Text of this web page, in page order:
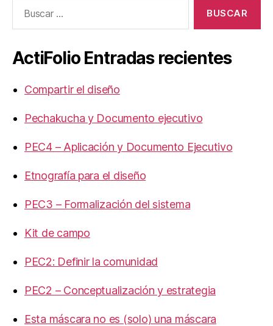
ActiFolio Entradas recientes
Compartir el diseño
Pechakucha y Documento ejecutivo
PEC4 – Aplicación y Documento Ejecutivo
Etnografía para el diseño
PEC3 – Formalización del sistema
Kit de campo
PEC2: Definir la comunidad
PEC2 – Conceptualización y estrategia
Esta máscara no es (solo) una máscara